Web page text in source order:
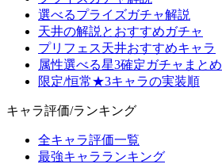
選べるプライズガチャ解説
天井の解説とおすすめガチャ
プリフェス天井おすすめキャラ
属性選べる星3確定ガチャまとめ
限定/恒常★3キャラの実装順
キャラ評価/ランキング
全キャラ評価一覧
最強キャラランキング